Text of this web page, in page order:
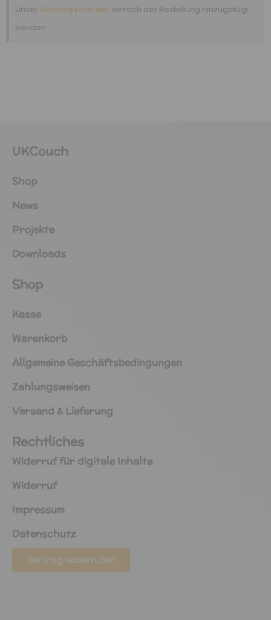
Unser Katalog kann hier einfach der Bestellung hinzugefügt
werden
UKCouch
Shop
News
Projekte
Downloads
Shop
Kasse
Warenkorb
Allgemeine Geschäftsbedingungen
Zahlungsweisen
Versand & Lieferung
Rechtliches
Widerruf für digitale Inhalte
Widerruf
Impressum
Datenschutz
Vertrag widerrufen